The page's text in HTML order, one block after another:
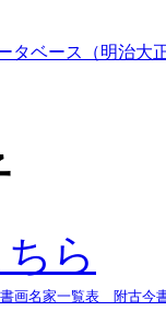
タベース（明治大
ら
画名家一覧表 附古今